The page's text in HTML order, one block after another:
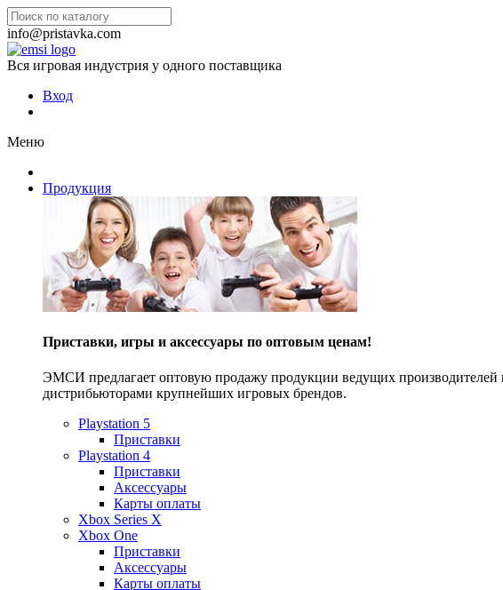
info@pristavka.com
Вся игровая индустрия у одного поставщика
Вход
Меню
Продукция
Приставки, игры и аксессуары по оптовым ценам!
ЭМСИ предлагает оптовую продажу продукции ведущих
дистрибьюторами крупнейших игровых брендов.
Playstation 5
Приставки
Playstation 4
Приставки
Аксессуары
Карты оплаты
Xbox Series X
Xbox One
Приставки
Аксессуары
Карты оплаты